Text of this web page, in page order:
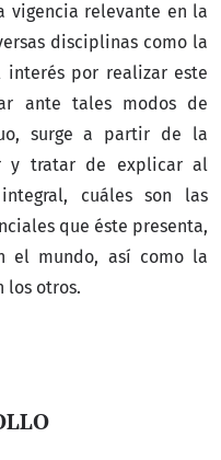
vigencia relevante en la
disciplinas como la
por realizar este
ante tales modos de
surge a partir de la
y tratar de explicar al
cuáles son las
que éste presenta,
el mundo, así como la
los otros.